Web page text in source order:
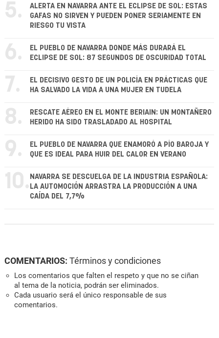
5.
ALERTA EN NAVARRA ANTE EL ECLIPSE DE SOL: ESTAS
GAFAS NO SIRVEN Y PUEDEN PONER SERIAMENTE EN
RIESGO TU VISTA
6.
EL PUEBLO DE NAVARRA DONDE MÁS DURARÁ EL
ECLIPSE DE SOL: 87 SEGUNDOS DE OSCURIDAD TOTAL
7.
EL DECISIVO GESTO DE UN POLICÍA EN PRÁCTICAS QUE
HA SALVADO LA VIDA A UNA MUJER EN TUDELA
8.
RESCATE AÉREO EN EL MONTE BERIAIN: UN MONTAÑERO
HERIDO HA SIDO TRASLADADO AL HOSPITAL
9.
EL PUEBLO DE NAVARRA QUE ENAMORÓ A PÍO BAROJA Y
QUE ES IDEAL PARA HUIR DEL CALOR EN VERANO
10. NAVARRA SE DESCUELGA DE LA INDUSTRIA ESPAÑOLA:
LA AUTOMOCIÓN ARRASTRA LA PRODUCCIÓN A UNA
CAÍDA DEL 7,7%
COMENTARIOS: Términos y condiciones
Los comentarios que falten el respeto y que no se ciñan
al tema de la noticia, podrán ser eliminados.
Cada usuario será el único responsable de sus
comentarios.